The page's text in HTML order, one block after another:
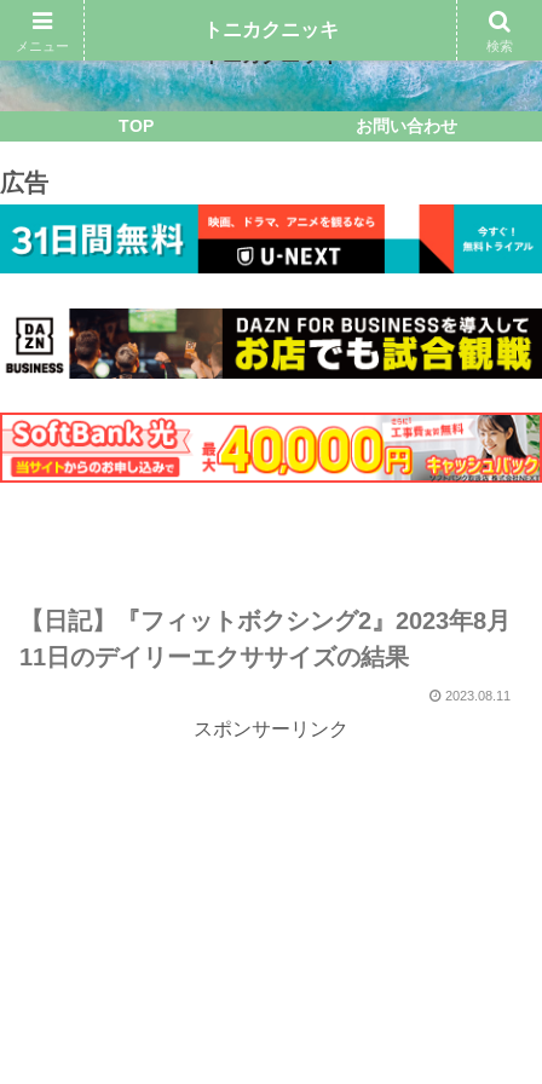
TOP お問い合わせ
広告
【日記】『フィットボクシング2』2023年8月
11日のデイリーエクササイズの結果
2023.08.11
スポンサーリンク
メニュー
トニカクニッキ
検索